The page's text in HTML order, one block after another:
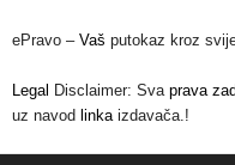
ePravo – Vaš putokaz kroz
Legal Disclaimer: Sva prava
uz navod linka izdavača.!